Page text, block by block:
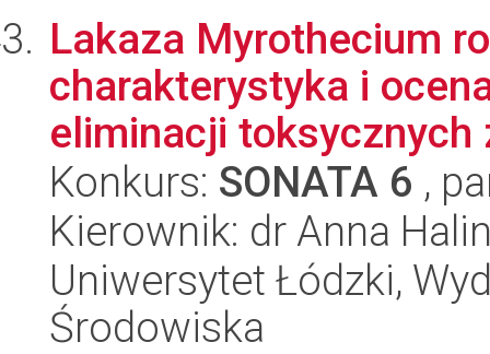
Lakaza Myrothecium
charakterystyka i
eliminacji toksycznych
Konkurs: SONATA 6 ,
Kierownik: dr Anna
Uniwersytet Łódzki,
Środowiska